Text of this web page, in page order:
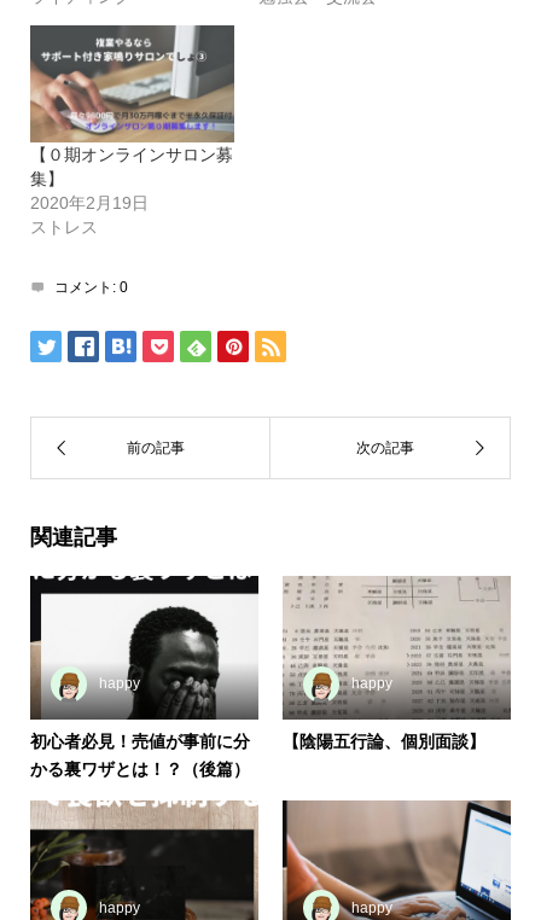
【０期オンラインサロン募
集】
2020年2月19日
ストレス
コメント: 0
関連記事
happy
初心者必見！売値が事前に分
かる裏ワザとは！？（後篇）
happy
【陰陽五行論、個別面談】
happy happy